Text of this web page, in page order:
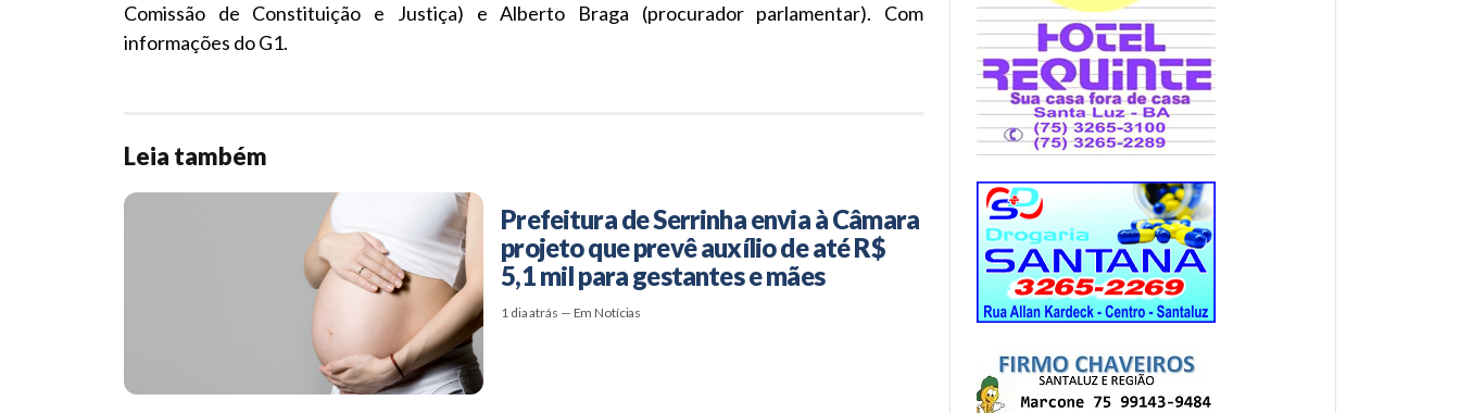
Comissão de Constituição e Justiça) e Alberto Braga (procurador parlamentar). Com
informações do G1.
Leia também
Prefeitura de Serrinha envia à Câmara
projeto que prevê auxílio de até R$
5,1 mil para gestantes e mães
1 dia atrás — Em Notícias